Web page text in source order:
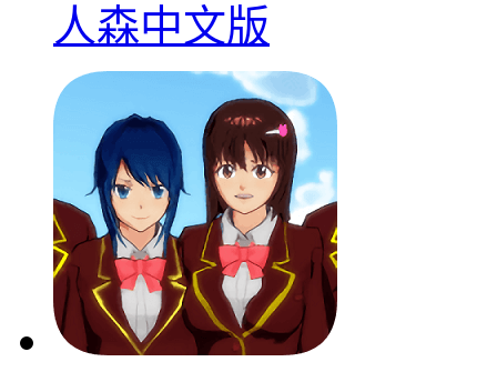
人森中文版